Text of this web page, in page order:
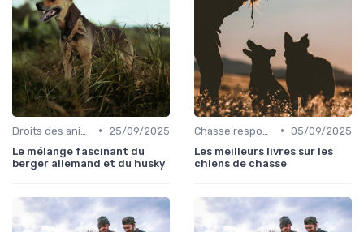
•
25/09/2025
Le mélange fascinant du
berger allemand et du husky
• 05/09/2025
Les meilleurs livres sur les
chiens de chasse